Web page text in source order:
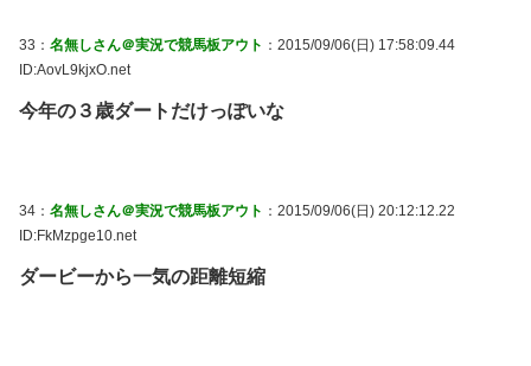
33： 名無しさん＠実況で競馬板アウト ：2015/09/06(日) 17:58:09.44
ID:AovL9kjxO.net
今年の３歳ダートだけっぽいな
34： 名無しさん＠実況で競馬板アウト ：2015/09/06(日) 20:12:12.22
ID:FkMzpge10.net
ダービーから一気の距離短縮